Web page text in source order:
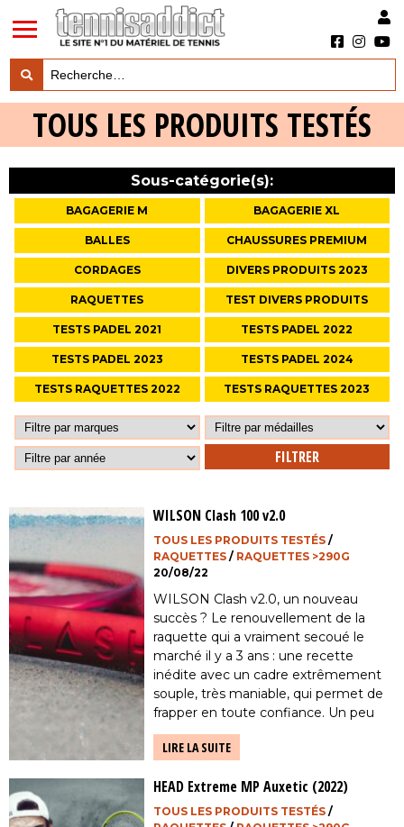
LES TESTS PRODUITS
LES GUIDES DU MATERIEL
TOUS LES PRODUITS TESTÉS
Sous-catégorie(s):
BAGAGERIE M BAGAGERIE XL
BALLES CHAUSSURES PREMIUM
CORDAGES DIVERS PRODUITS 2023
RAQUETTES TEST DIVERS PRODUITS
TESTS PADEL 2021 TESTS PADEL 2022
TESTS PADEL 2023 TESTS PADEL 2024
TESTS RAQUETTES 2022 TESTS RAQUETTES 2023
WILSON Clash 100 v2.0
TOUS LES PRODUITS TESTÉS/
RAQUETTES/ RAQUETTES >290G
20/08/22
WILSON Clash v2.0, un nouveau
succès ? Le renouvellement de la
raquette qui a vraiment secoué le
marché il y a 3 ans : une recette
inédite avec un cadre extrêmement
souple, très maniable, qui permet de
frapper en toute confiance. Un peu
déroutante, avec une réponse un peu
hétérogène en fonction de la zone […]
LIRE LA SUITE
HEAD Extreme MP Auxetic (2022)
TOUS LES PRODUITS TESTÉS/